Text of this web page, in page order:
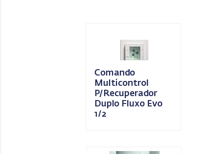
Comando
Multicontrol
P/Recuperador
Duplo Fluxo Evo
1/2